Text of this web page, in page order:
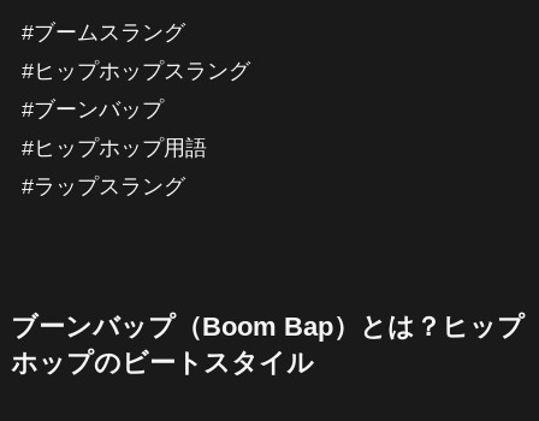
#ブームスラング
#ヒップホップスラング
#ブーンバップ
#ヒップホップ用語
#ラップスラング
ブーンバップ（Boom Bap）とは？ヒップ
ホップのビートスタイル